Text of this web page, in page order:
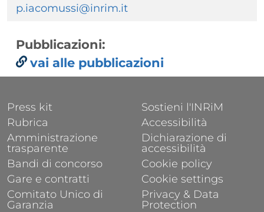
p.iacomussi@inrim.it
Pubblicazioni:
vai alle pubblicazioni
FOOTER 1
Press kit
Rubrica
Amministrazione
trasparente
Bandi di concorso
Gare e contratti
Comitato Unico di
Garanzia
FOOTER 2
Sostieni l'INRiM
Accessibilità
Dichiarazione di
accessibilità
Cookie policy
Cookie settings
Privacy & Data
Protection